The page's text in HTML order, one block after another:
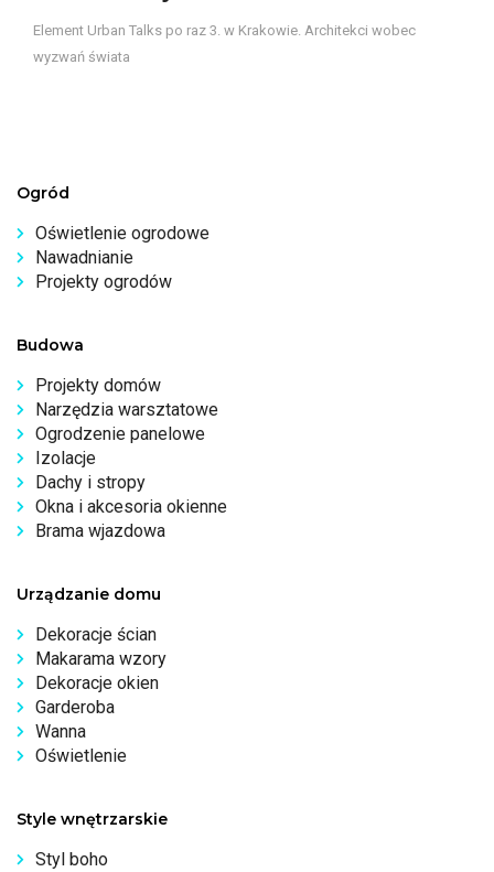
Element Urban Talks po raz 3. w Krakowie. Architekci wobec
wyzwań świata
Ogród
Oświetlenie ogrodowe
Nawadnianie
Projekty ogrodów
Budowa
Projekty domów
Narzędzia warsztatowe
Ogrodzenie panelowe
Izolacje
Dachy i stropy
Okna i akcesoria okienne
Brama wjazdowa
Urządzanie domu
Dekoracje ścian
Makarama wzory
Dekoracje okien
Garderoba
Wanna
Oświetlenie
Style wnętrzarskie
Styl boho